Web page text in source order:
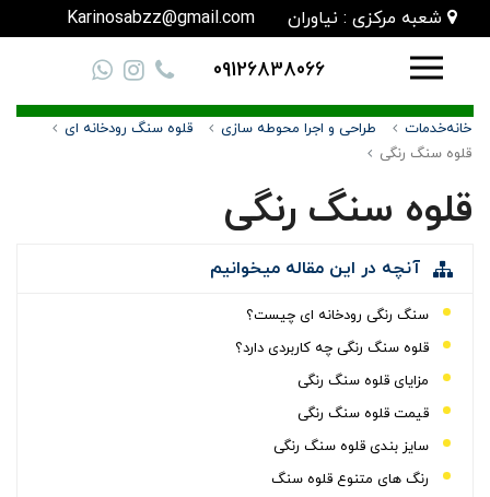
شعبه مرکزی : نیاوران Karinosabzz@gmail.com
09126838066
خانهخدمات طراحی و اجرا محوطه سازی
قلوه سنگ رودخانه ای
قلوه سنگ رنگی
قلوه سنگ رنگی
آنچه در این مقاله میخوانیم
سنگ رنگی رودخانه ای چیست؟
قلوه سنگ رنگی چه کاربردی دارد؟
مزایای قلوه سنگ رنگی
قیمت قلوه سنگ رنگی
سایز بندی قلوه سنگ رنگی
رنگ های متنوع قلوه سنگ